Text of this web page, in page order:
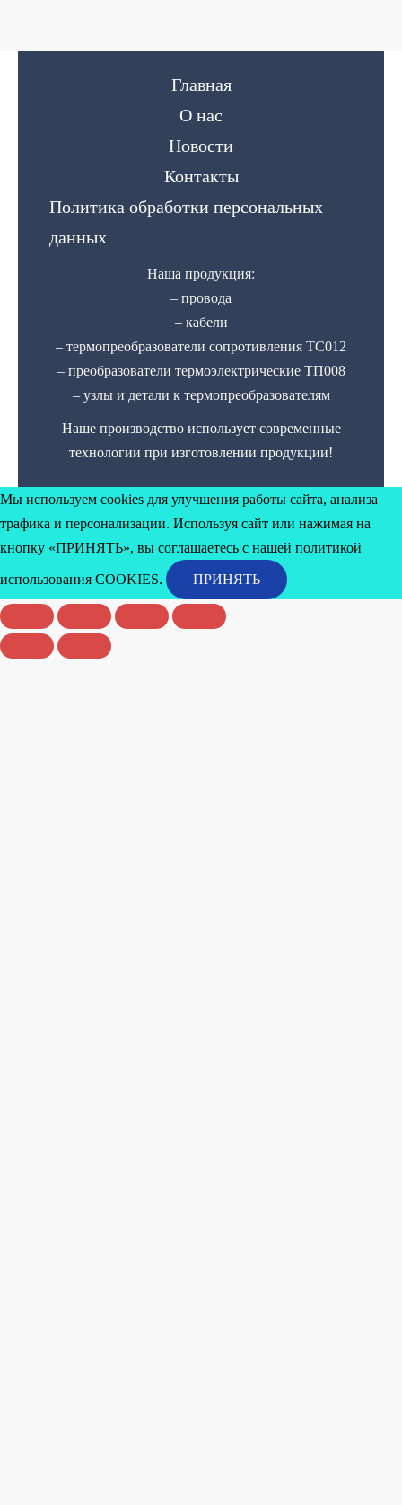
Главная
О нас
Новости
Контакты
Политика обработки персональных
данных
Наша продукция:
– провода
– кабели
– термопреобразователи сопротивления ТС012
– преобразователи термоэлектрические ТП008
– узлы и детали к термопреобразователям
Наше производство использует современные
технологии при изготовлении продукции!
Мы используем cookies для улучшения работы сайта, анализа
трафика и персонализации. Используя сайт или нажимая на
кнопку «ПРИНЯТЬ», вы соглашаетесь с нашей политикой
использования COOKIES. ПРИНЯТЬ